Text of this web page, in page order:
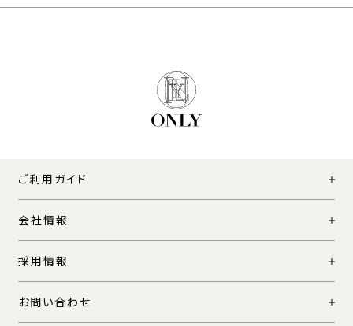
ご利用ガイド
会社情報
採用情報
お問い合わせ